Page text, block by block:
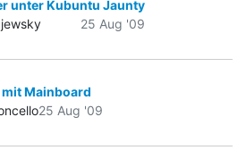
unter Kubuntu Jaunty
25 Aug '09
Mainboard
25 Aug '09